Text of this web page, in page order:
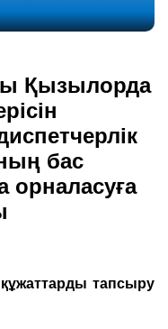
Қызылорда
бас
орналасуға
құжаттарды тапсыру